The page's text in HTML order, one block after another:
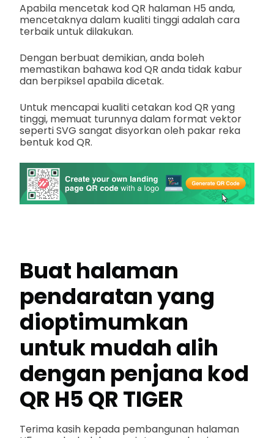
Apabila mencetak kod QR halaman H5 anda,
mencetaknya dalam kualiti tinggi adalah cara
terbaik untuk dilakukan.
Dengan berbuat demikian, anda boleh
memastikan bahawa kod QR anda tidak kabur
dan berpiksel apabila dicetak.
Untuk mencapai kualiti cetakan kod QR yang
tinggi, memuat turunnya dalam format vektor
seperti SVG sangat disyorkan oleh pakar reka
bentuk kod QR.
Buat halaman
pendaratan yang
dioptimumkan
untuk mudah alih
dengan penjana kod
QR H5 QR TIGER
Terima kasih kepada pembangunan halaman